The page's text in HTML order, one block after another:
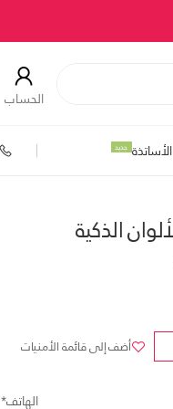
الحساب
الأساتذة جديد
أضف إلى قائمة الأمنيات
الهاتف*